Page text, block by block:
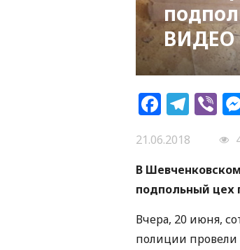
ВИДЕО
21.06.2018
В
подпольный цех
Вчера, 20 июня,
полиции провели